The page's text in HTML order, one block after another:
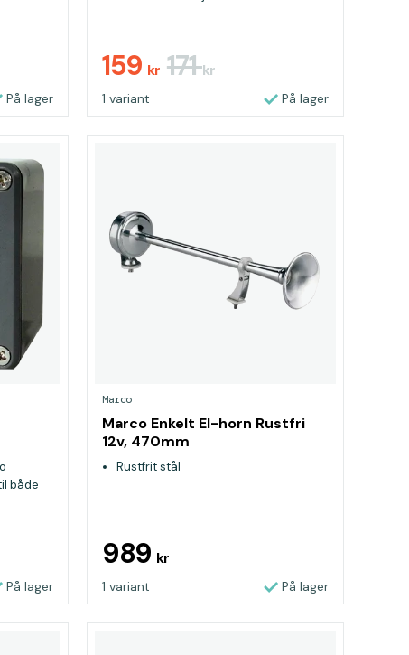
På lager
159 kr 171kr
1 variant På lager
både
På lager
Marco
Marco Enkelt El-horn Rustfri
12v, 470mm
Rustfrit stål
989 kr
1 variant På lager